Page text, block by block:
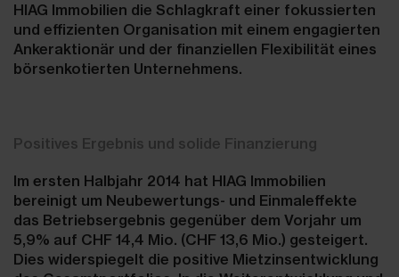
HIAG Immobilien die Schlagkraft einer fokussierten
und effizienten Organisation mit einem engagierten
Ankeraktionär und der finanziellen Flexibilität eines
börsenkotierten Unternehmens.
Positives Ergebnis und solide Finanzierung
Im ersten Halbjahr 2014 hat HIAG Immobilien
bereinigt um Neubewertungs- und Einmaleffekte
das Betriebsergebnis gegenüber dem Vorjahr um
5,9% auf CHF 14,4 Mio. (CHF 13,6 Mio.) gesteigert.
Dies widerspiegelt die positive Mietzinsentwicklung